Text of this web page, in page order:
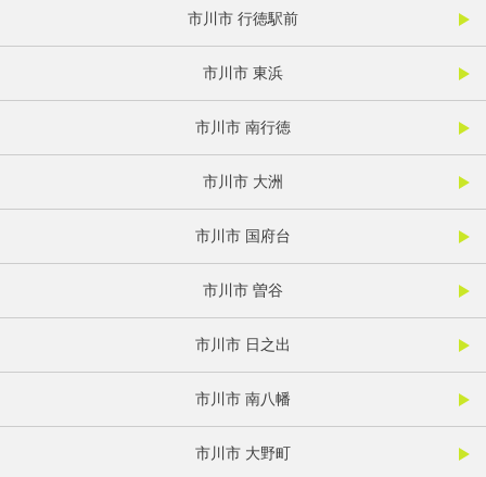
市川市 行徳駅前
市川市 東浜
市川市 南行徳
市川市 大洲
市川市 国府台
市川市 曽谷
市川市 日之出
市川市 南八幡
市川市 大野町